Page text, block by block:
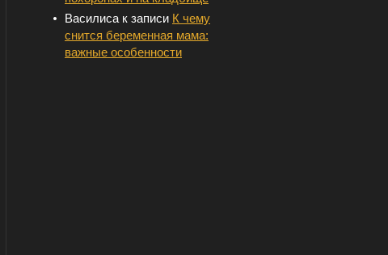
Василиса к записи К чему
снится беременная мама:
важные особенности